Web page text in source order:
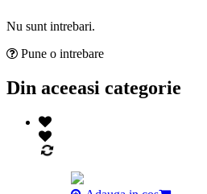
Nu sunt intrebari.
Pune o intrebare
Din aceeasi categorie